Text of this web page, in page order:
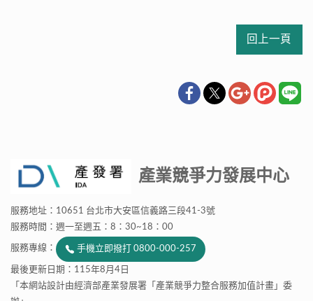
回上一頁
產業競爭力發展中心
服務地址：10651 台北市大安區信義路三段41-3號
服務時間：週一至週五：8：30~18：00
服務專線： 手機立即撥打 0800-000-257
最後更新日期：115年8月4日
「本網站設計由經濟部產業發展署「產業競爭力整合服務加值計畫」委